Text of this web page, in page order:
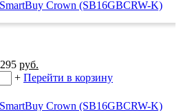
295 руб.
+ Перейти в корзину